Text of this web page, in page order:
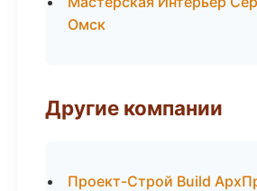
Омск
Другие компании
Проект-Строй Build